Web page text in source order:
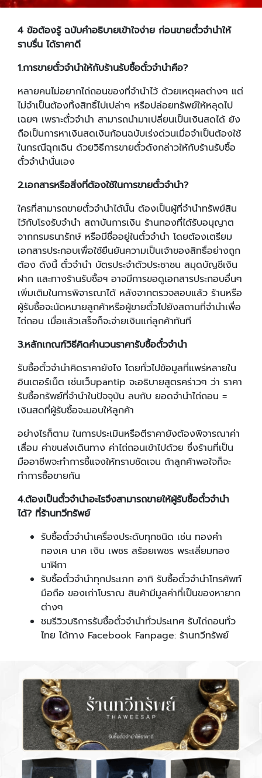
4 ข้อต้องรู้ ฉบับคำอธิบายเข้าใจง่าย ก่อนขายตั๋วจำนำให้
ราบรื่น ได้ราคาดี
1.การขายตั๋วจำนำให้กับร้านรับซื้อตั๋วจำนำคือ?
หลายคนไม่อยากไถ่ถอนของที่จำนำไว้ ด้วยเหตุผลต่างๆ แต่
ไม่จำเป็นต้องทิ้งสิทธิ์ไปเปล่าๆ หรือปล่อยทรัพย์ให้หลุดไป
เฉยๆ เพราะตั๋วจำนำ สามารถนำมาเปลี่ยนเป็นเงินสดได้ ยัง
ถือเป็นการหาเงินสดเงินก้อนฉบับเร่งด่วนเมื่อจำเป็นต้องใช้
ในกรณีฉุกเฉิน ด้วยวิธีการขายตั๋วดังกล่าวให้กับร้านรับซื้อ
ตั๋วจำนำนั่นเอง
2.เอกสารหรือสิ่งที่ต้องใช้ในการขายตั๋วจำนำ?
ใครที่สามารถขายตั๋วจำนำได้นั้น ต้องเป็นผู้ที่จำนำทรัพย์สิน
ไว้กับโรงรับจำนำ สถาบันการเงิน ร้านทองที่ได้รับอนุญาต
จากกรมธนารักษ์ หรือมีชื่ออยู่ในตั๋วจำนำ โดยต้องเตรียม
เอกสารประกอบเพื่อใช้ยืนยันความเป็นเจ้าของสิทธิ์อย่างถูก
ต้อง ดังนี้ ตั๋วจำนำ บัตรประจำตัวประชาชน สมุดบัญชีเงิน
ฝาก และทางร้านรับซื้อฯ อาจมีการขอดูเอกสารประกอบอื่นๆ
เพิ่มเติมในการพิจารณาได้ หลังจากตรวจสอบแล้ว ร้านหรือ
ผู้รับซื้อจะนัดหมายลูกค้าหรือผู้ขายตั๋วไปยังสถานที่จำนำเพื่อ
ไถ่ถอน เมื่อแล้วเสร็จก็จะจ่ายเงินแก่ลูกค้าทันที
3.หลักเกณฑ์วิธีคิดคำนวนราคารับซื้อตั๋วจำนำ
รับซื้อตั๋วจำนำคิดราคายังไง โดยทั่วไปข้อมูลที่แพร่หลายใน
อินเตอร์เน็ต เช่นเว็บpantip จะอธิบายสูตรคร่าวๆ ว่า ราคา
รับซื้อทรัพย์ที่จำนำในปัจจุบัน ลบกับ ยอดจำนำไถ่ถอน =
เงินสดที่ผู้รับซื้อจะมอบให้ลูกค้า
อย่างไรก็ตาม ในการประเมินหรือตีราคายังต้องพิจารณาค่า
เสื่อม ค่าขนส่งเดินทาง ค่าไถ่ถอนเข้าไปด้วย ซึ่งร้านที่เป็น
มืออาชีพจะทำการชี้แจงให้ทราบชัดเจน ถ้าลูกค้าพอใจก็จะ
ทำการซื้อขายกัน
4.ต้องเป็นตั๋วจำนำอะไรจึงสามารถขายให้ผู้รับซื้อตั๋วจำนำ
ได้? ที่ร้านทวีทรัพย์
รับซื้อตั๋วจํานําเครื่องประดับทุกชนิด เช่น ทองคำ
ทองเค นาค เงิน เพชร สร้อยเพชร พระเลี่ยมทอง
นาฬิกา
รับซื้อตั๋วจำนำทุกประเภท อาทิ รับซื้อตั๋วจำนำโทรศัพท์
มือถือ ของเก่าโบราณ สินค้ามีมูลค่าที่เป็นของหายาก
ต่างๆ
ชมรีวิวบริการรับซื้อตั๋วจำนำทั่วประเทศ รับไถ่ถอนทั่ว
ไทย ได้ทาง Facebook Fanpage: ร้านทวีทรัพย์